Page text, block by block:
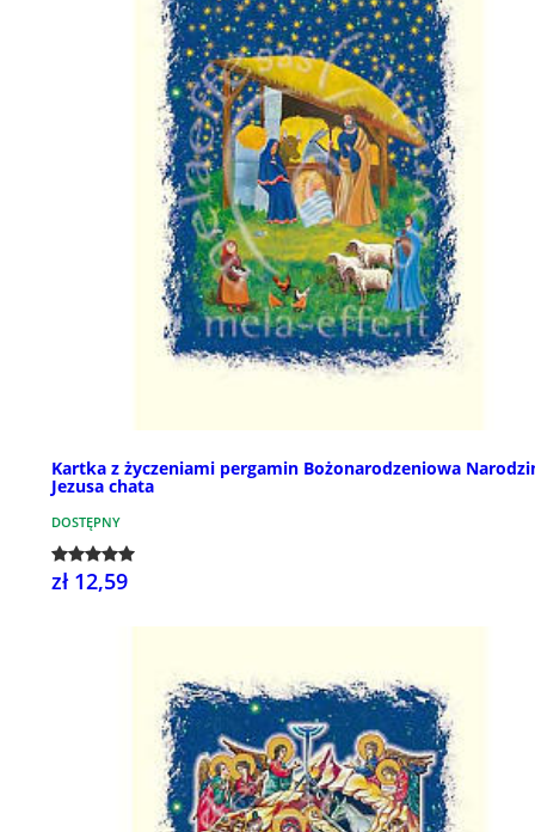
Kartka z życzeniami pergamin Bożonarodzeniowa
Jezusa chata
DOSTĘPNY
zł 12,59